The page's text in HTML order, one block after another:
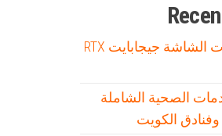
مميزات كرت الشاشة جيجابايت RTX
الصحية الشاملة
الكويت